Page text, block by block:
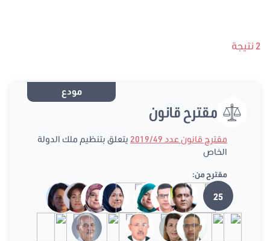
2 نتيجة
مودع
مقترح قانون
مقترح قانون عدد 2019/49
يتعلق بتنظيم ملك الدولة
الخاص
مقترح من:
25